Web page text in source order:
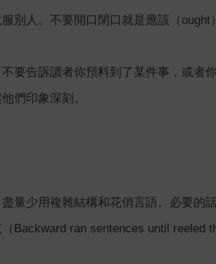
別人。不要開口閉口就是應該（ought
要告訴讀者你預料到了某件事，或者
們印象深刻。
量少用複雜結構和花俏言語。必要的
Backward ran sentences until reeled